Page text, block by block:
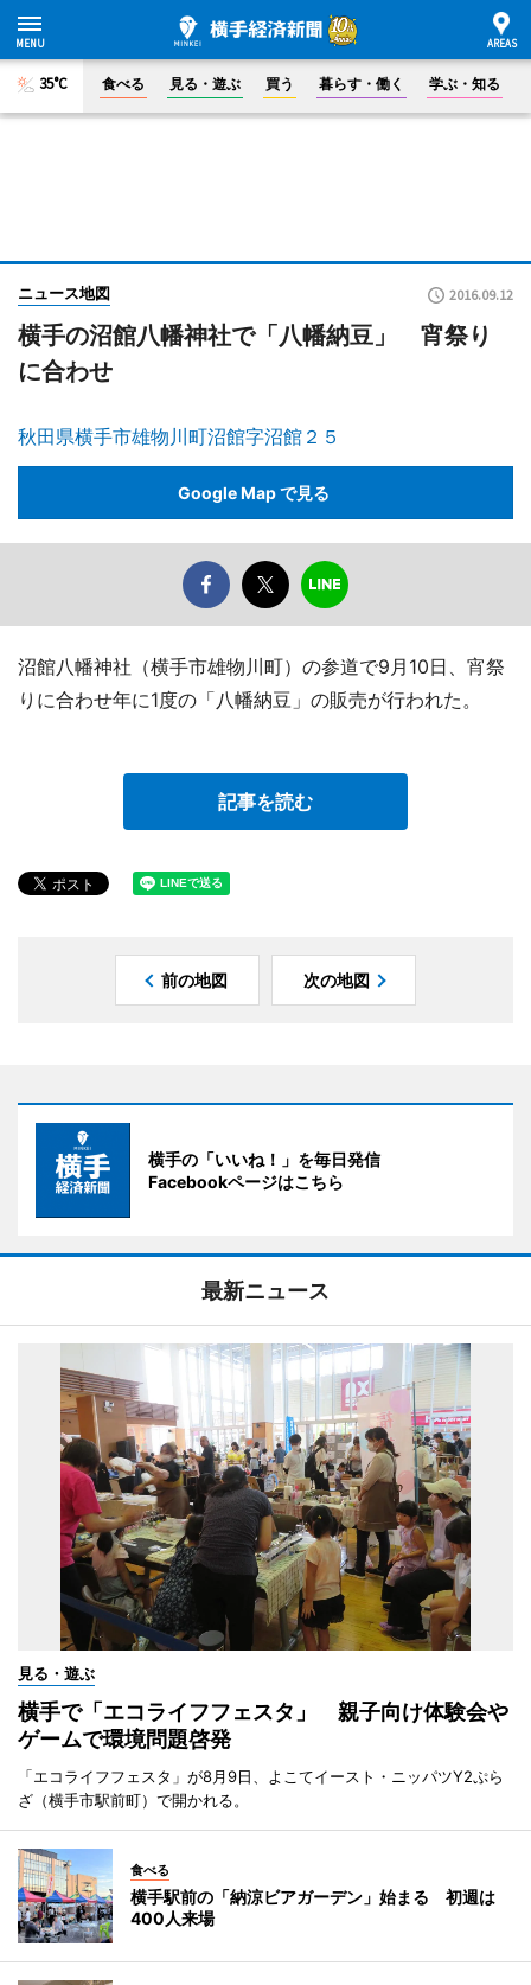
35°C 食べる 見る・遊ぶ 買う 暮らす・働く 学ぶ・知る
ニュース地図 2016.09.12
横手の沼館八幡神社で「八幡納豆」 宵祭り
に合わせ
秋田県横手市雄物川町沼館字沼館２５
Google Map で見る
沼館八幡神社（横手市雄物川町）の参道で9月10日、宵祭
りに合わせ年に1度の「八幡納豆」の販売が行われた。
記事を読む
前の地図 次の地図
横手の「いいね！」を毎日発信
Facebookページはこちら
最新ニュース
見る・遊ぶ
横手で「エコライフフェスタ」 親子向け体験会や
ゲームで環境問題啓発
「エコライフフェスタ」が8月9日、よこてイースト・ニッパツY2ぷら
ざ（横手市駅前町）で開かれる。
食べる
横手駅前の「納涼ビアガーデン」始まる 初週は
400人来場